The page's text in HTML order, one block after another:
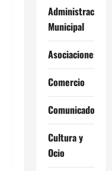
Administración
Municipal
Asociaciones
Comercio
Comunicados
Cultura y
Ocio